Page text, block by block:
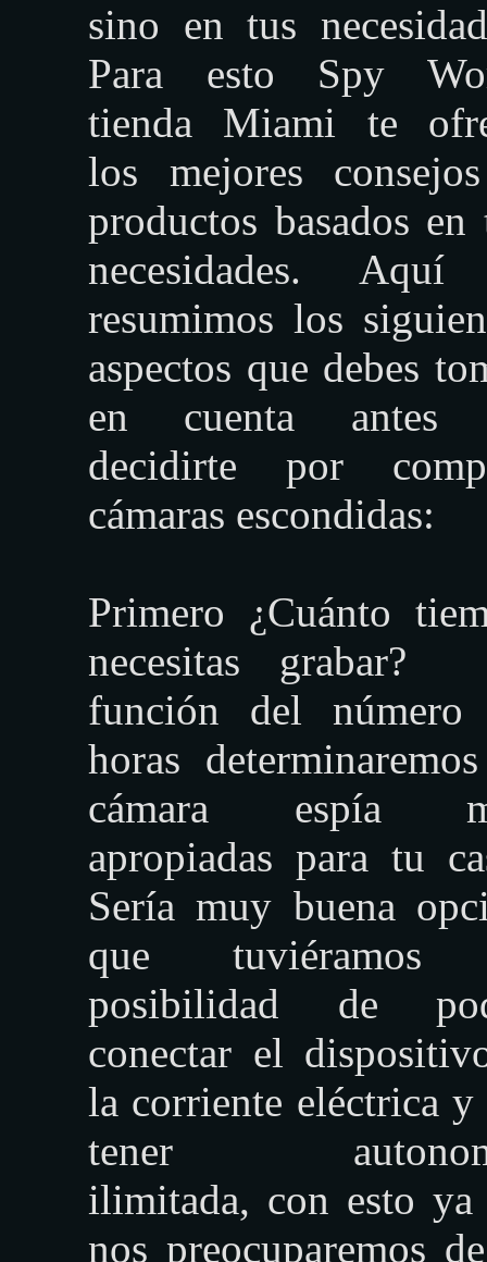
sino en tus
Para esto Spy
tienda Miami te
los mejores
productos basados en
necesidades.
resumimos los
aspectos que debes
en cuenta antes
decidirte por
cámaras escondidas:
Primero ¿Cuánto
necesitas grabar?
función del número
horas
cámara espía
apropiadas para tu
Sería muy buena
que tuviéramos
posibilidad de
conectar el
la corriente eléctrica y
tener
ilimitada, con esto ya
nos preocuparemos